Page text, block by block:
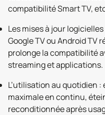
compatibilité Smart TV,
Les mises à jour
Google TV ou Android TV
prolonge la compatibilité
streaming et applications.
L’utilisation au quotidien
maximale en continu,
reconditionnée après